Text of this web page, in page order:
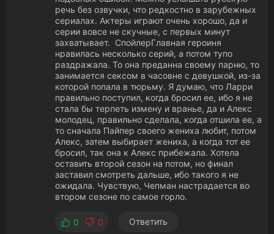
речь без озвучки, что редкостно в зарубежных
сериалах. Актеры играют очень хорошо, да и
серии вовсе не скучные, с первых минут
захватывает. СпойлерГлавная героиня
нравилась несколько серий, а потом тупо
раздражала. То она преданна своему парню, то
занимается сексом в часовне с девушкой, из-за
которой попала в тюрьму. Я думаю, что Ларри
правильно поступил, когда бросил ее, ибо я не
стала бы терпеть измену и вранье, да и Алекс
молодец, правильно сделала, когда отшила ее, а
то сначала Пайпер своего жениха любит, потом
Алекс, затем выбирает жениха, а когда тот ее
бросил, так она к Алекс прибежала. Хотела
оставить второй сезон на потом, но финал
заставил смотреть дальше, ибо такого я не
ожидала. Чувствую, Чепман настрадается во
втором сезоне по самое горло.
0 0 Ответить